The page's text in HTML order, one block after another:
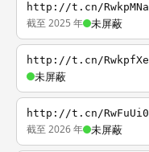
http://t.cn/RwkpMNa
截至 2025 年 未屏蔽
http://t.cn/RwkpfXe
未屏蔽
http://t.cn/RwFuUi0
截至 2026 年 未屏蔽